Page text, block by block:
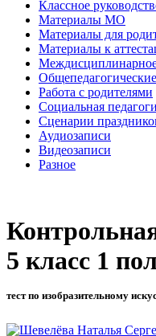
Классное
Материалы МО
Материалы для
Материалы к
Работа с родителями
Социальная
Сценарии
Аудиозаписи
Видеозаписи
Разное
5 класс 1
тест по изобразительному